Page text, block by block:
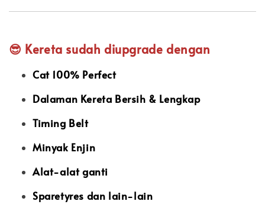
😎 Kereta sudah diupgrade dengan
Cat 100% Perfect
Dalaman Kereta Bersih & Lengkap
Timing Belt
Minyak Enjin
Alat-alat ganti
Sparetyres dan lain-lain